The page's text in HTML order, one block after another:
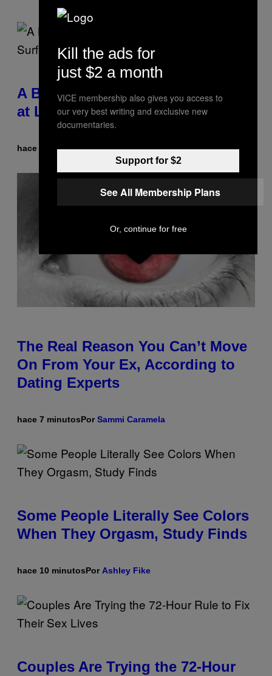
A Bag of Pee Was Crowd-Surfed
at Lollapalooza: ‘This Is Nasty AF’
hace 2 minutosPorAshley Fike
The Real Reason You Can’t Move
On From Your Ex, According to
Dating Experts
hace 7 minutosPorSammi Caramela
Some People Literally See Colors
When They Orgasm, Study Finds
hace 10 minutosPor Ashley Fike
Couples Are Trying the 72-Hour
Kill the ads for
just $2 a month
VICE membership also gives you access to
our very best writing and exclusive new
documentaries.
Support for $2
See All Membership Plans
Or, continue for free